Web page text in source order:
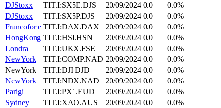
DJStoxx
TIT.I:SX5E.DJS 20/09/2024 0.0
0.0%
DJStoxx
TIT.I:SX5P.DJS 20/09/2024 0.0
0.0%
Francoforte TIT.I:DAX.DAX 20/09/2024 0.0
0.0%
HongKong TIT.I:HSI.HSN 20/09/2024 0.0
0.0%
Londra
TIT.I:UKX.FSE 20/09/2024 0.0
0.0%
NewYork
TIT.I:COMP.NAD 20/09/2024 0.0
0.0%
NewYork
TIT.I:DJI.DJD 20/09/2024 0.0
0.0%
NewYork
TIT.I:NDX.NAD 20/09/2024 0.0
0.0%
Parigi
TIT.I:PX1.EUD 20/09/2024 0.0
0.0%
Sydney
TIT.I:XAO.AUS 20/09/2024 0.0
0.0%